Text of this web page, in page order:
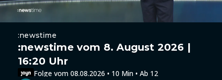
:newstime
:newstime vom 8. August 2026 |
16:20 Uhr
Folge vom 08.08.2026 • 10 Min • Ab 12